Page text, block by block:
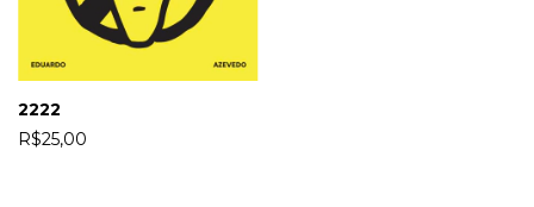
2222
R$25,00